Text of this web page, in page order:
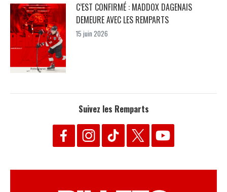
C’EST CONFIRMÉ : MADDOX DAGENAIS
DEMEURE AVEC LES REMPARTS
15 juin 2026
Suivez les Remparts